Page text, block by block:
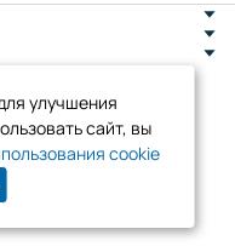
8
улучшения
сайт, вы
cookie